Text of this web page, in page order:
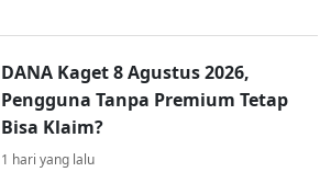
DANA Kaget 8 Agustus 2026,
Pengguna Tanpa Premium Tetap
Bisa Klaim?
1 hari yang lalu